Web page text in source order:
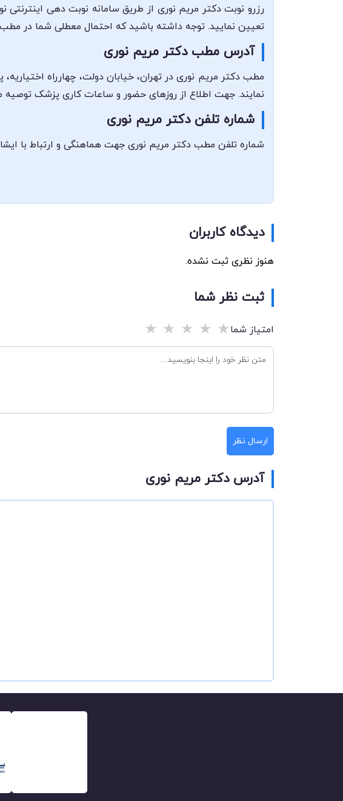
رزرو نوبت دکتر مریم نوری از طریق سامانه نوبت دهی
تعیین نمایید. توجه داشته باشید که احتمال معطلی شما در مطب
آدرس مطب دکتر مریم نوری
نمایند. جهت اطلاع از روزهای حضور و ساعات کاری پزشک
شماره تلفن دکتر مریم نوری
شماره تلفن مطب دکتر مریم نوری جهت هماهنگی و ارتباط با ایشان 02174605 می‌باشد که می‌توانید در ساعات کاری ذکر شده در بالا با این شماره تماس
دیدگاه کاربران
هنوز نظری ثبت نشده.
ثبت نظر شما
امتیاز شما★
★
★
★
★
ارسال نظر
آدرس دکتر مریم نوری